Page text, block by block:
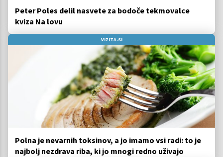
Peter Poles delil nasvete za bodoče tekmovalce
kviza Na lovu
VIZITA.SI
Polna je nevarnih toksinov, a jo imamo vsi radi: to je
najbolj nezdrava riba, ki jo mnogi redno uživajo